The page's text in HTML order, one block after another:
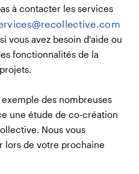
à contacter les services
vous avez besoin d'aide ou
fonctionnalités de la
des nombreuses
une étude de co-création
Nous vous
lors de votre prochaine